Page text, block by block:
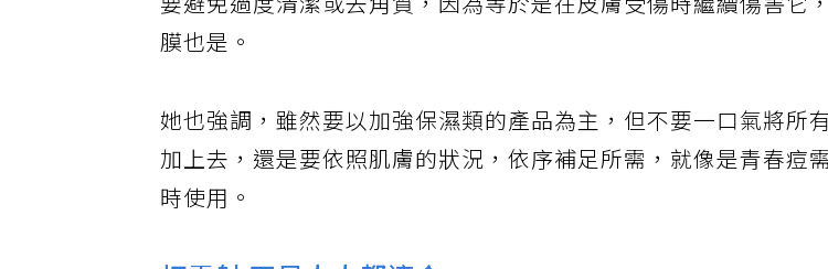
要避免過度清潔或去角質，因為等於是在皮膚受傷時繼續傷害它
膜也是。
她也強調，雖然要以加強保濕類的產品為主，但不要一口氣將所
加上去，還是要依照肌膚的狀況，依序補足所需，就像是青春痘
時使用。